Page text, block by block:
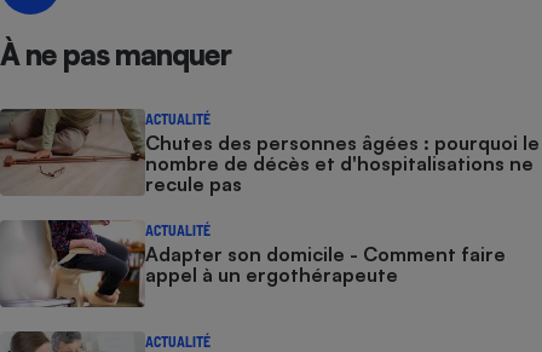
À ne pas manquer
ACTUALITÉ
Chutes des personnes âgées : pourquoi le
nombre de décès et d'hospitalisations ne
recule pas
ACTUALITÉ
Adapter son domicile - Comment faire
appel à un ergothérapeute
ACTUALITÉ